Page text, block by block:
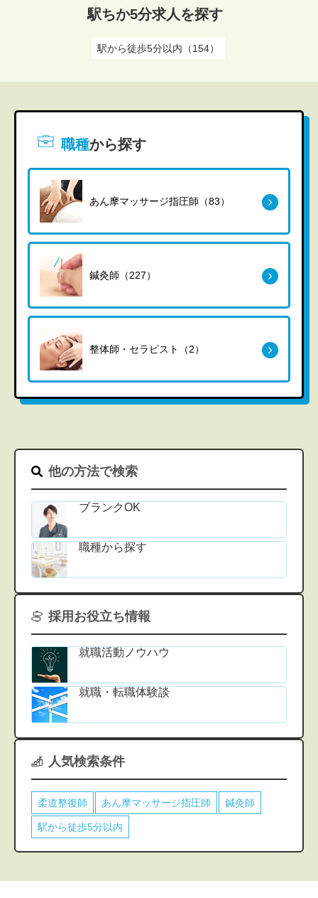
駅ちか5分求人を探す
駅から徒歩5分以内（154）
職種から探す
あん摩マッサージ指圧師（83）
鍼灸師（227）
整体師・セラピスト（2）
他の方法で検索
ブランクOK
職種から探す
採用お役立ち情報
就職活動ノウハウ
就職・転職体験談
人気検索条件
柔道整復師 あん摩マッサージ指圧師 鍼灸師
駅から徒歩5分以内